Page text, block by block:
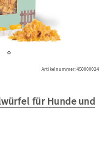
Artikelnummer:450000024
für Hunde und